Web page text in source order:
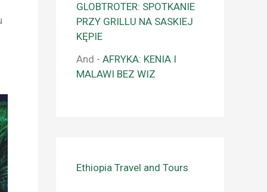
GLOBTROTER: SPOTKANIE
PRZY GRILLU NA SASKIEJ
KĘPIE
And - AFRYKA: KENIA I
MALAWI BEZ WIZ
Ethiopia Travel and Tours